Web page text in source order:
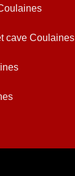
cave Coulaines